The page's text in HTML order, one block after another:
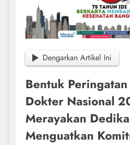
Dengarkan Artikel Ini
Bentuk
Dokter Nasional
Merayakan
Menguatkan